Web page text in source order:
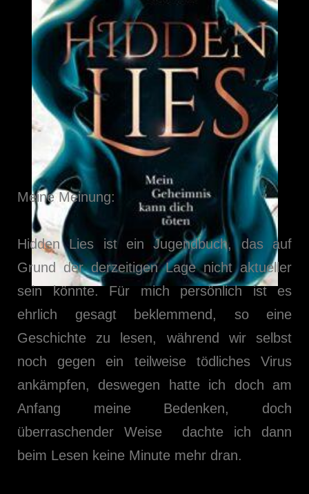
Meine Meinung:
Hidden Lies ist ein Jugendbuch, das auf
Grund der derzeitigen Lage nicht aktueller
sein könnte. Für mich persönlich ist es
ehrlich gesagt beklemmend, so eine
Geschichte zu lesen, während wir selbst
noch gegen ein teilweise tödliches Virus
ankämpfen, deswegen hatte ich doch am
Anfang meine Bedenken, doch
überraschender Weise dachte ich dann
beim Lesen keine Minute mehr dran.